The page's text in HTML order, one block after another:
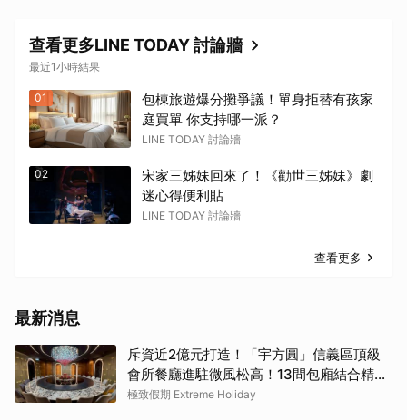
查看更多LINE TODAY 討論牆
最近1小時結果
01
包棟旅遊爆分攤爭議！單身拒替有孩家
庭買單 你支持哪一派？
LINE TODAY 討論牆
02
宋家三姊妹回來了！《勸世三姊妹》劇
迷心得便利貼
LINE TODAY 討論牆
查看更多
最新消息
斥資近2億元打造！「宇方圓」信義區頂級
會所餐廳進駐微風松高！13間包廂結合精緻
粵菜與社交娛樂
極致假期 Extreme Holiday